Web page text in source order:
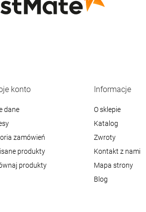
konto
dane
zamówień
produkty
produkty
Informacje
O sklepie
Katalog
Zwroty
Kontakt z nami
Mapa strony
Blog